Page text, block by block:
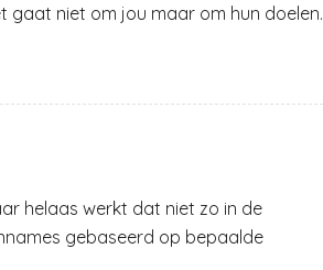
gaat niet om jou maar om hun doelen.
helaas werkt dat niet zo in de
gebaseerd op bepaalde